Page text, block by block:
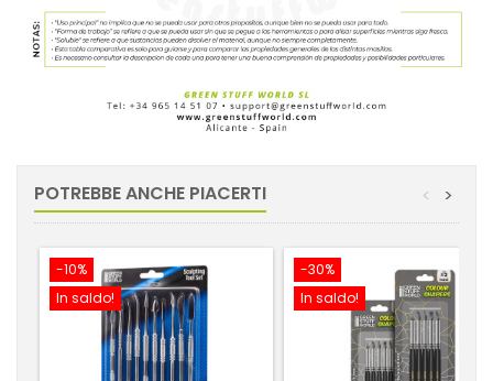
POTREBBE ANCHE PIACERTI >
<
-10%
In saldo!
-30%
In saldo!